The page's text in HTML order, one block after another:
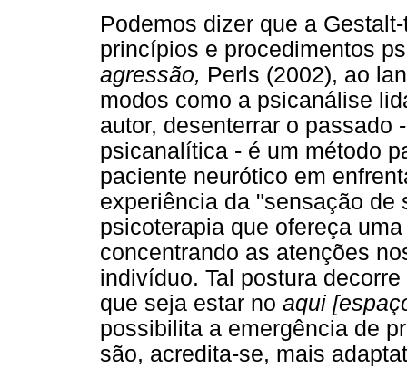
Podemos dizer que a
princípios e procedimentos
agressão, Perls (2002), ao
modos como a psicanálise
autor, desenterrar o passado
psicanalítica - é um método
paciente neurótico em
experiência da "sensação de
psicoterapia que ofereça
concentrando as atenções
indivíduo. Tal postura
que seja estar no aqui
possibilita a emergência de
são, acredita-se, mais